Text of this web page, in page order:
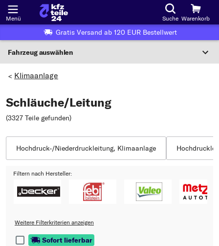
Menü Suche Warenkorb
Gratis Versand ab 120 EUR Bestellwert
Fahrzeug auswählen
Wo finde ich die?
Fahrzeug auswählen
Oder Fahrzeugauswahl nach Kriterien:
Hersteller wählen
Modell wählen
Typ wählen
> Klimaanlage
Schläuche/Leitung
(3327 Teile gefunden)
Hochdruck-/Niederdruckleitung, Klimaanlage
Filtern nach Hersteller:
Weitere Filterkriterien anzeigen
Sofort lieferbar